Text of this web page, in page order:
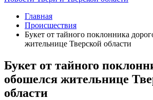
Главная
Происшествия
Букет от тайного поклонника
жительнице Тверской области
Букет от тайного
обошелся жительнице
области